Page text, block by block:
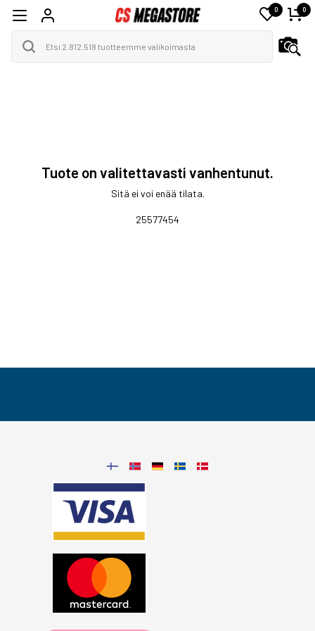
0 0
Tuote on valitettavasti vanhentunut.
Sitä ei voi enää tilata.
25577454